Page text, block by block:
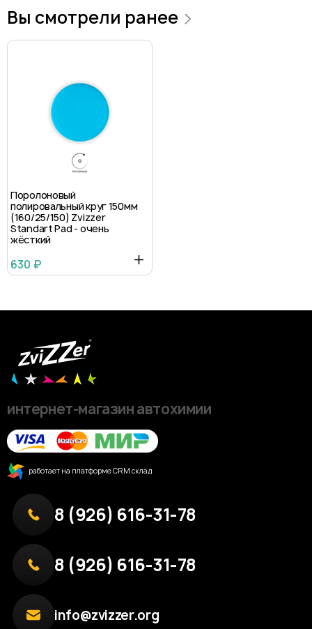
Вы смотрели ранее
Поролоновый
полировальный круг 150мм
(160/25/150) Zvizzer
Standart Pad - очень
жёсткий
630 ₽
интернет-магазин автохимии
работает на платформе CRM склад
8 (926) 616-31-78
8 (926) 616-31-78
info@zvizzer.org